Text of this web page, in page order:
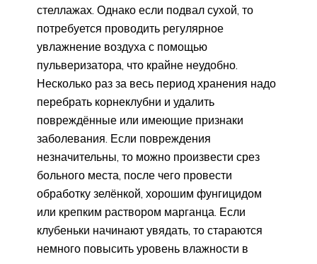
стеллажах. Однако если подвал сухой, то
потребуется проводить регулярное
увлажнение воздуха с помощью
пульверизатора, что крайне неудобно.
Несколько раз за весь период хранения надо
перебрать корнеклубни и удалить
повреждённые или имеющие признаки
заболевания. Если повреждения
незначительны, то можно произвести срез
больного места, после чего провести
обработку зелёнкой, хорошим фунгицидом
или крепким раствором марганца. Если
клубеньки начинают увядать, то стараются
немного повысить уровень влажности в